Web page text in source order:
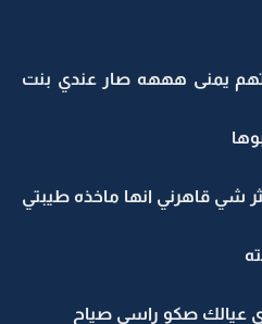
يمنى هههه صار عندي بنت
شي قاهرني انها ماخذه طيبتي
عيالك صكو راسي صياح